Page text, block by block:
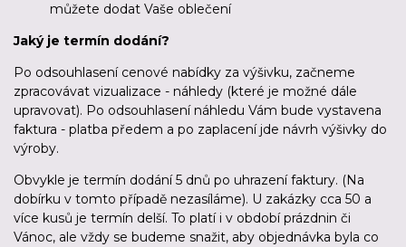
můžete dodat Vaše oblečení
Jaký je termín dodání?
Po odsouhlasení cenové nabídky za výšivku, začneme
zpracovávat vizualizace - náhledy (které je možné dále
upravovat). Po odsouhlasení náhledu Vám bude vystavena
faktura - platba předem a po zaplacení jde návrh výšivky do
výroby.
Obvykle je termín dodání 5 dnů po uhrazení faktury. (Na
dobírku v tomto případě nezasíláme). U zakázky cca 50 a
více kusů je termín delší. To platí i v období prázdnin či
Vánoc, ale vždy se budeme snažit, aby objednávka byla co